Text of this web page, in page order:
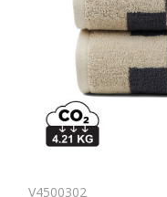
V4500302